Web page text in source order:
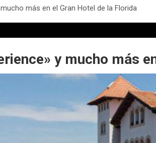
más en el Gran Hotel de la Florida
y mucho más